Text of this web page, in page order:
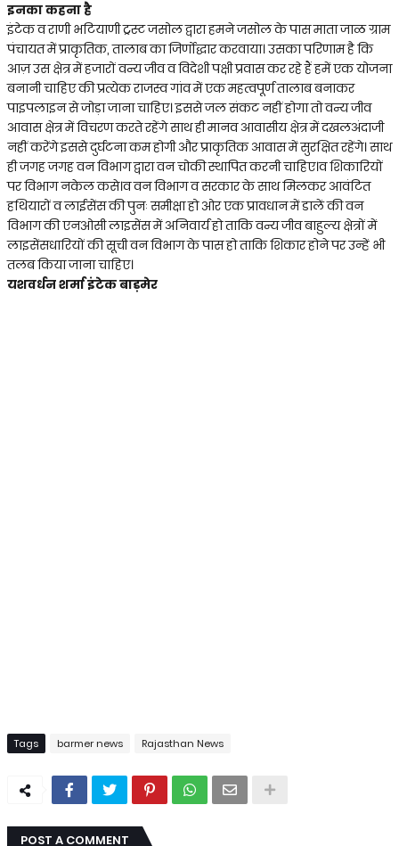
इनका कहना है
इंटेक व राणी भटियाणी ट्रस्ट जसोल द्वारा हमने जसोल के पास माता जाळ ग्राम
पंचायत में प्राकृतिक, तालाब का जिर्णोद्धार करवाया। उसका परिणाम है कि
आज़ उस क्षेत्र में हजारों वन्य जीव व विदेशी पक्षी प्रवास कर रहे हैं हमें एक योजना
बनानी चाहिए की प्रत्येक राजस्व गांव में एक महत्वपूर्ण तालाब बनाकर
पाइपलाइन से जोड़ा जाना चाहिए। इससे जल संकट नहीं होगा तो वन्य जीव
आवास क्षेत्र में विचरण करते रहेंगे साथ ही मानव आवासीय क्षेत्र में दखलअंदाजी
नहीं करेंगे इससे दुर्घटना कम होगी और प्राकृतिक आवास में सुरक्षित रहेंगे। साथ
ही जगह जगह वन विभाग द्वारा वन चोकी स्थापित करनी चाहिए।व शिकारियों
पर विभाग नकेल कसे।व वन विभाग व सरकार के साथ मिलकर आवंटित
हथियारों व लाईसेंस की पुनः समीक्षा हो ओर एक प्रावधान में डालें की वन
विभाग की एनओसी लाइसेंस में अनिवार्य हो ताकि वन्य जीव बाहुल्य क्षेत्रों में
लाइसेंसधारियों की सूची वन विभाग के पास हो ताकि शिकार होने पर उन्हें भी
तलब किया जाना चाहिए।
यशवर्धन शर्मा इंटेक बाड़मेर
Tags barmer news Rajasthan News
POST A COMMENT